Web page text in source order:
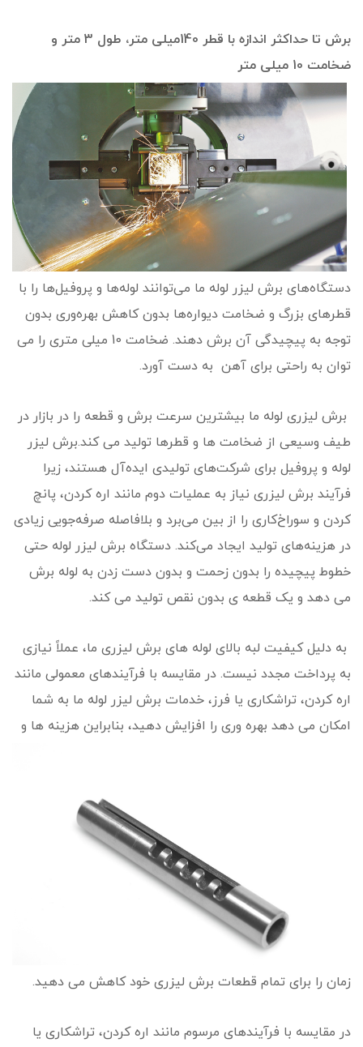
برش تا حداکثر اندازه با قطر 140میلی متر، طول 3 متر و
ضخامت 10 میلی متر
دستگاه‌های برش لیزر لوله ما می‌توانند لوله‌ها و پروفیل‌ها را با
قطرهای بزرگ و ضخامت دیواره‌ها بدون کاهش بهره‌وری بدون
توجه به پیچیدگی آن برش دهند. ضخامت 10 میلی متری را می
توان به راحتی برای آهن به دست آورد.
برش لیزری لوله ما بیشترین سرعت برش و قطعه را در بازار در
طیف وسیعی از ضخامت ها و قطرها تولید می کند.برش لیزر
لوله و پروفیل برای شرکت‌های تولیدی ایده‌آل هستند، زیرا
فرآیند برش لیزری نیاز به عملیات دوم مانند اره کردن، پانچ
کردن و سوراخ‌کاری را از بین می‌برد و بلافاصله صرفه‌جویی زیادی
در هزینه‌های تولید ایجاد می‌کند. دستگاه برش لیزر لوله حتی
خطوط پیچیده را بدون زحمت و بدون دست زدن به لوله برش
می دهد و یک قطعه ی بدون نقص تولید می کند.
به دلیل کیفیت لبه بالای لوله های برش لیزری ما، عملاً نیازی
به پرداخت مجدد نیست. در مقایسه با فرآیندهای معمولی مانند
اره کردن، تراشکاری یا فرز، خدمات برش لیزر لوله ما به شما
امکان می دهد بهره وری را افزایش دهید، بنابراین هزینه ها و
زمان را برای تمام قطعات برش لیزری خود کاهش می دهید.
در مقایسه با فرآیندهای مرسوم مانند اره کردن، تراشکاری یا